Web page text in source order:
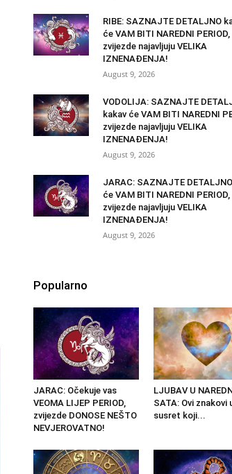
RIBE: SAZNAJTE DETALJNO
će VAM BITI NAREDNI PERIOD,
zvijezde najavljuju VELIKA
IZNENAĐENJA!
August 9, 2026
VODOLIJA: SAZNAJTE
kakav će VAM BITI NAREDNI
zvijezde najavljuju VELIKA
IZNENAĐENJA!
August 9, 2026
JARAC: SAZNAJTE
će VAM BITI NAREDNI PERIOD,
zvijezde najavljuju VELIKA
IZNENAĐENJA!
August 9, 2026
Popularno
JARAC: Očekuje vas
VEOMA LIJEP PERIOD,
zvijezde DONOSE NEŠTO
NEVJEROVATNO!
LJUBAV U
SATA: Ovi znakovi
susret koji...